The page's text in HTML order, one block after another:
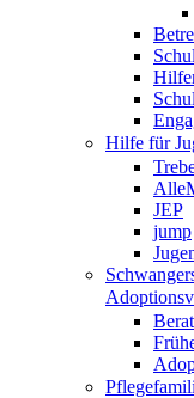
Hilfe für
JEP
jump